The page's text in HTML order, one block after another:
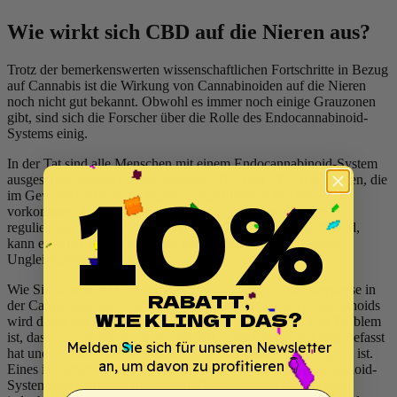
Wie wirkt sich CBD auf die Nieren aus?
Trotz der bemerkenswerten wissenschaftlichen Fortschritte in Bezug
auf Cannabis ist die Wirkung von Cannabinoiden auf die Nieren
noch nicht gut bekannt. Obwohl es immer noch einige Grauzonen
gibt, sind sich die Forscher über die Rolle des Endocannabinoid-
Systems einig.
In der Tat sind alle Menschen mit einem Endocannabinoid-System
ausgestattet. Dieses System umfasst CB1- und CB2-Rezeptoren, die
im Gewebe und in den Organen, einschließlich der Nieren,
vorkommen. Dieses Endocannabinoid-System spielt eine
regulierende Rolle in unserem Körper. Wenn es stimuliert wird,
kann es daher Ihre Schwächen korrigieren und Ihre inneren
Ungleichgewichte anpassen.
Wie Sie wissen, ist CBD ein Cannabinoid, das natürlicherweise in
der Cannabispflanze vorkommt. Der Konsum dieses Cannabinoids
wird daher das Endocannabinoid-System stimulieren. Das Problem
ist, dass eine Studie aus dem Jahr 2017 sich mit dieser Frage befasst
hat und wir nicht wissen, ob das Ergebnis positiv oder negativ ist.
Eines ist sicher: CBD hat eine Wirkung auf das Endocannabinoid-
System und damit auf die Nieren. Bisher können die Forscher
10%
RABATT,
WIE KLINGT DAS?
Melden Sie sich für unseren Newsletter
an, um davon zu profitieren 👇